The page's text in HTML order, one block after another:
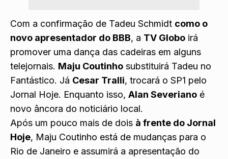
Com a confirmação de Tadeu Schmidt como o
novo apresentador do BBB, a TV Globo irá
promover uma dança das cadeiras em alguns
telejornais. Maju Coutinho substituirá Tadeu no
Fantástico. Já Cesar Tralli, trocará o SP1 pelo
Jornal Hoje. Enquanto isso, Alan Severiano é
novo âncora do noticiário local.
Após um pouco mais de dois à frente do Jornal
Hoje, Maju Coutinho está de mudanças para o
Rio de Janeiro e assumirá a apresentação do